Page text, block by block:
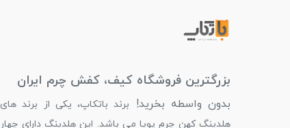
بزرگترین فروشگاه کیف، کفش چرم ایران
بدون واسطه بخرید!
برند باتکاپ، یکی از برند های
هلدینگ کهن چرم پویا می باشد. این هلدینگ دارای چهار